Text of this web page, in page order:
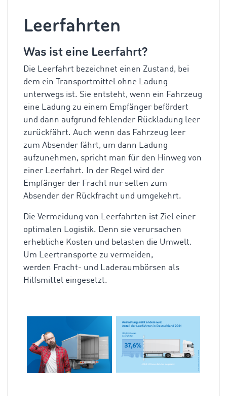
Leerfahrten
Was ist eine Leerfahrt?
Die Leerfahrt bezeichnet einen Zustand, bei
dem ein Transportmittel ohne Ladung
unterwegs ist. Sie entsteht, wenn ein Fahrzeug
eine Ladung zu einem Empfänger befördert
und dann aufgrund fehlender Rückladung leer
zurückfährt. Auch wenn das Fahrzeug leer
zum Absender fährt, um dann Ladung
aufzunehmen, spricht man für den Hinweg von
einer Leerfahrt. In der Regel wird der
Empfänger der Fracht nur selten zum
Absender der Rückfracht und umgekehrt.
Die Vermeidung von Leerfahrten ist Ziel einer
optimalen Logistik. Denn sie verursachen
erhebliche Kosten und belasten die Umwelt.
Um Leertransporte zu vermeiden,
werden Fracht- und Laderaumbörsen als
Hilfsmittel eingesetzt.